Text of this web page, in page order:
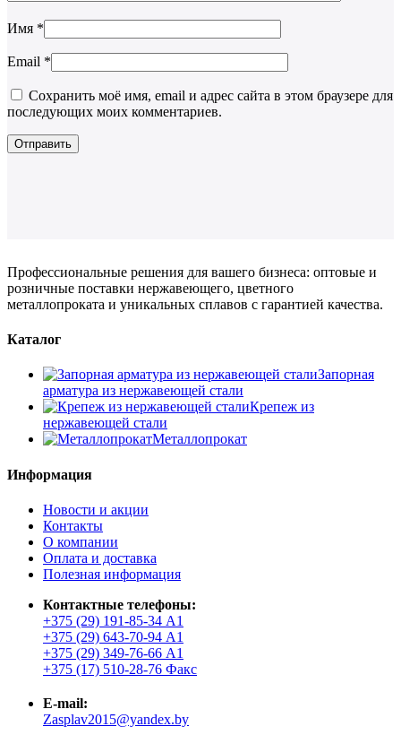
Имя *
Email *
Сохранить моё имя, email и адрес сайта в этом браузере для
последующих моих комментариев.
Профессиональные решения для вашего бизнеса: оптовые и
розничные поставки нержавеющего, цветного
металлопроката и уникальных сплавов с гарантией качества.
Каталог
Запорная
арматура из нержавеющей стали
Крепеж из
нержавеющей стали
Металлопрокат
Информация
Новости и акции
Контакты
О компании
Оплата и доставка
Полезная информация
Контактные телефоны:
+375 (29) 191-85-34 А1
+375 (29) 643-70-94 А1
+375 (29) 349-76-66 А1
+375 (17) 510-28-76 Факс
E-mail:
Zasplav2015@yandex.by